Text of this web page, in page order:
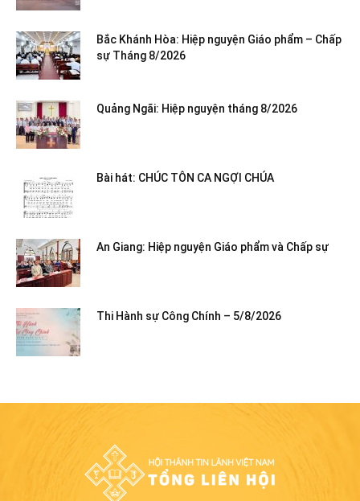
Bắc Khánh Hòa: Hiệp nguyện Giáo phẩm – Chấp
sự Tháng 8/2026
Quảng Ngãi: Hiệp nguyện tháng 8/2026
Bài hát: CHÚC TÔN CA NGỢI CHÚA
An Giang: Hiệp nguyện Giáo phẩm và Chấp sự
Thi Hành sự Công Chính – 5/8/2026